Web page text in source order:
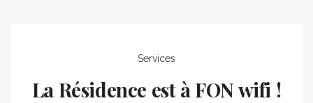
Services
La Résidence est à FON wifi !